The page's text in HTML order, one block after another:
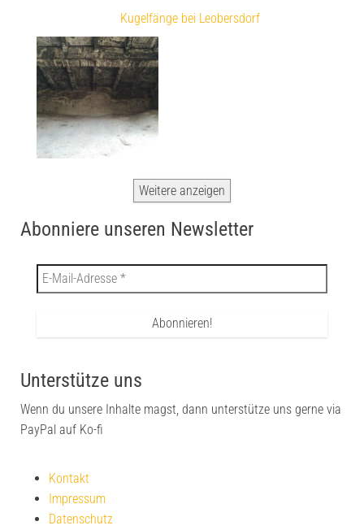
Kugelfänge bei Leobersdorf
Weitere anzeigen
Abonniere unseren Newsletter
Unterstütze uns
Wenn du unsere Inhalte magst, dann unterstütze uns gerne via
PayPal auf Ko-fi
Kontakt
Impressum
Datenschutz